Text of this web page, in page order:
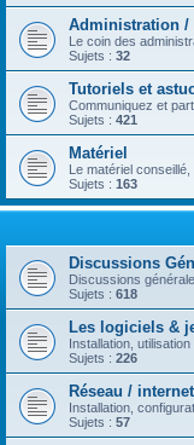
Administration /
Le coin des
Sujets : 32
Tutoriels et
Communiquez et
Sujets : 421
Matériel
Le matériel
Sujets : 163
Discussions
Discussions
Sujets : 618
Les logiciels &
Installation,
Sujets : 226
Réseau / internet
Installation,
Sujets : 57